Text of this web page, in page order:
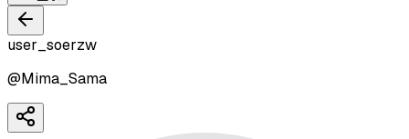
user_soerzw
@Mima_Sama